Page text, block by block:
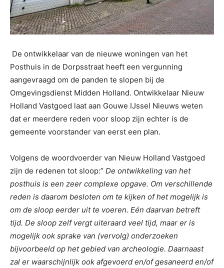
De ontwikkelaar van de nieuwe woningen van het
Posthuis in de Dorpsstraat heeft een vergunning
aangevraagd om de panden te slopen bij de
Omgevingsdienst Midden Holland. Ontwikkelaar Nieuw
Holland Vastgoed laat aan Gouwe IJssel Nieuws weten
dat er meerdere reden voor sloop zijn echter is de
gemeente voorstander van eerst een plan.
Volgens de woordvoerder van Nieuw Holland Vastgoed
zijn de redenen tot sloop:” De ontwikkeling van het
posthuis is een zeer complexe opgave. Om verschillende
reden is daarom besloten om te kijken of het mogelijk is
om de sloop eerder uit te voeren. Eén daarvan betreft
tijd. De sloop zelf vergt uiteraard veel tijd, maar er is
mogelijk ook sprake van (vervolg) onderzoeken
bijvoorbeeld op het gebied van archeologie. Daarnaast
zal er waarschijnlijk ook afgevoerd en/of gesaneerd en/of